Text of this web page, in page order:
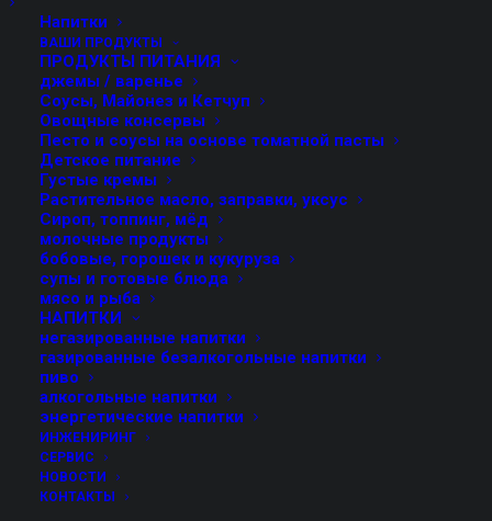
Напитки
ВАШИ ПРОДУКТЫ
ПРОДУКТЫ ПИТАНИЯ
джемы / варенье
Соусы, Майонез и Кетчуп
Овощные консервы
Песто и соусы на основе томатной пасты
Детское питание
Густые кремы
Растительное масло, заправки, уксус
Сироп, топпинг, мёд
молочные продукты
бобовые, горошек и кукуруза
супы и готовые блюда
мясо и рыба
НАПИТКИ
негазированные напитки
газированные безалкогольные напитки
пиво
алкогольные напитки
энергетические напитки
ИНЖЕНИРИНГ
СЕРВИС
НОВОСТИ
КОНТАКТЫ
кусочков, мякоти или волокон. Ассортимент
продуктов, среди прочего, включает соусы,
томатную пасту, майонезы, кетчупы, паштеты,
джемы, растительное масло, кремы, пюре для
детского питания, мед, йогурты и т.д.
Оборудование пригодно для работы со стеклянными,
металлическими и пластмассовыми ёмкостями.
Характеристики
Интерфейс оператора с сенсорной панелью.
Интуитивное и удобное рабочее меню.
Простая и быстрая смена формата тары.